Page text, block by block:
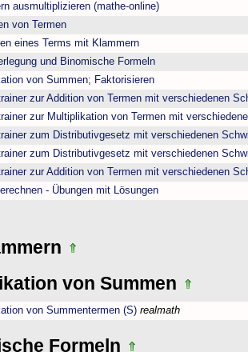
ausmultiplizieren (mathe-online)
von Termen
eines Terms mit Klammern
und Binomische Formeln
von Summen; Faktorisieren
zur Addition von Termen mit verschiedenen
zur Multiplikation von Termen mit
zum Distributivgesetz mit verschiedenen
zum Distributivgesetz mit verschiedenen
zur Addition von Termen mit verschiedenen
- Übungen mit Lösungen
von Summen
von Summentermen (S) realmath
Formeln